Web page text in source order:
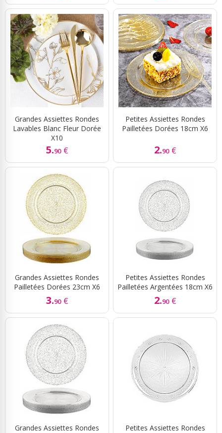
Grandes Assiettes Rondes
Lavables Blanc Fleur Dorée
X10
5.90 €
Petites Assiettes Rondes
Pailletées Dorées 18cm X6
2.90 €
Grandes Assiettes Rondes
Pailletées Dorées 23cm X6
3.90 €
Petites Assiettes Rondes
Pailletées Argentées 18cm X6
2.90 €
Grandes Assiettes Rondes
Petites Assiettes Rondes